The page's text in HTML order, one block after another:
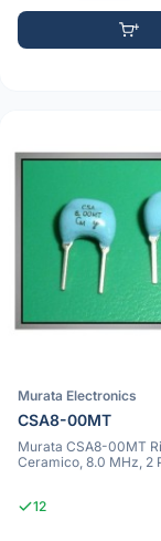
Murata Electronics
CSA8-00MT
Murata CSA8-00MT
Ceramico, 8.0 MHz, 2
12